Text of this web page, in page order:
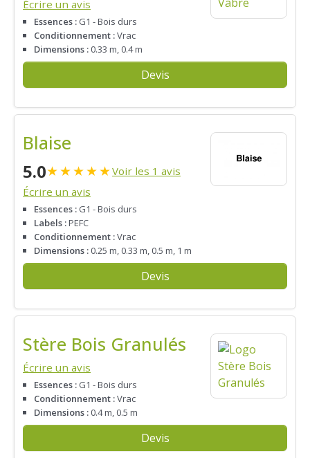
Écrire un avis
Essences : G1 - Bois durs
Conditionnement :Vrac
Dimensions : 0.33 m, 0.4 m
Devis
Blaise
5.0★★★★★Voir les 1 avis
Écrire un avis
Essences : G1 - Bois durs
Labels :PEFC
Conditionnement :Vrac
Dimensions : 0.25 m, 0.33 m, 0.5 m, 1 m
Devis
Stère Bois Granulés
Écrire un avis
Essences : G1 - Bois durs
Conditionnement :Vrac
Dimensions : 0.4 m, 0.5 m
Devis